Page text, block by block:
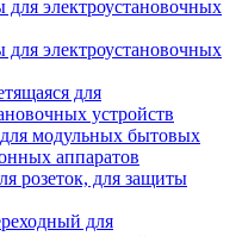
для электроустановочных
для электроустановочных
для
устройств
модульных бытовых
аппаратов
розеток, для защиты
для